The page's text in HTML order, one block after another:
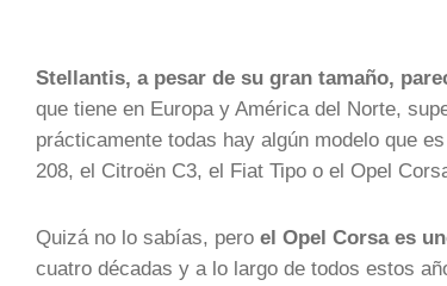
Stellantis, a pesar de su gran tamaño,
que tiene en Europa y América del Norte,
prácticamente todas hay algún modelo que
208, el Citroën C3, el Fiat Tipo o el Opel
Quizá no lo sabías, pero el Opel Corsa es
cuatro décadas y a lo largo de todos estos